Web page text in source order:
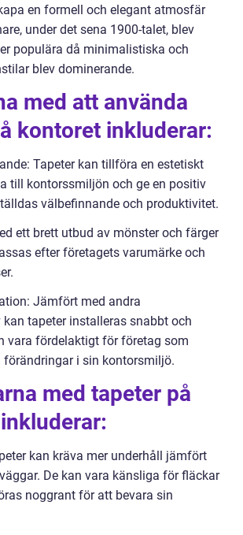
en formell och elegant atmosfär
under det sena 1900-talet, blev
populära då minimalistiska och
blev dominerande.
med att använda
kontoret inkluderar:
Tapeter kan tillföra en estetiskt
till kontorssmiljön och ge en positiv
välbefinnande och produktivitet.
ett brett utbud av mönster och färger
efter företagets varumärke och
Jämfört med andra
tapeter installeras snabbt och
vara fördelaktigt för företag som
förändringar i sin kontorsmiljö.
med tapeter på
kan kräva mer underhåll jämfört
De kan vara känsliga för fläckar
noggrant för att bevara sin